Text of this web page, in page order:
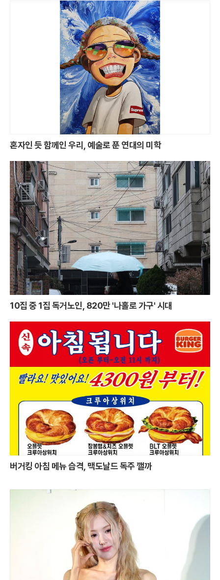
혼자인 듯 함께인 우리, 예술로 푼 연대의 미학
10집 중 1집 독거노인, 820만 '나홀로 가구' 시대
버거킹 아침 메뉴 습격, 맥도날드 독주 깰까